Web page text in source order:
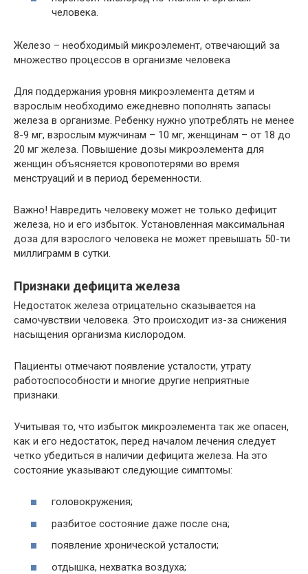
человека.
Железо – необходимый микроэлемент, отвечающий за
множество процессов в организме человека
Для поддержания уровня микроэлемента детям и
взрослым необходимо ежедневно пополнять запасы
железа в организме. Ребенку нужно употреблять не менее
8-9 мг, взрослым мужчинам – 10 мг, женщинам – от 18 до
20 мг железа. Повышение дозы микроэлемента для
женщин объясняется кровопотерями во время
менструаций и в период беременности.
Важно! Навредить человеку может не только дефицит
железа, но и его избыток. Установленная максимальная
доза для взрослого человека не может превышать 50-ти
миллиграмм в сутки.
Признаки дефицита железа
Недостаток железа отрицательно сказывается на
самочувствии человека. Это происходит из-за снижения
насыщения организма кислородом.
Пациенты отмечают появление усталости, утрату
работоспособности и многие другие неприятные
признаки.
Учитывая то, что избыток микроэлемента так же опасен,
как и его недостаток, перед началом лечения следует
четко убедиться в наличии дефицита железа. На это
состояние указывают следующие симптомы:
головокружения;
разбитое состояние даже после сна;
появление хронической усталости;
отдышка, нехватка воздуха;